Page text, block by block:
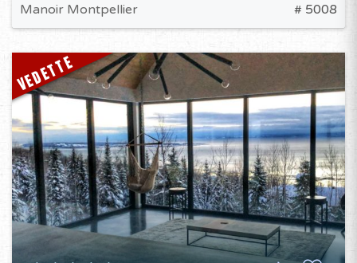
Manoir Montpellier # 5008
VEDETTE